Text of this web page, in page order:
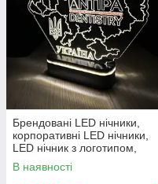
Брендовані LED нічники,
корпоративні LED нічники,
LED нічник з логотипом,
нічник з акумулятором
В наявності